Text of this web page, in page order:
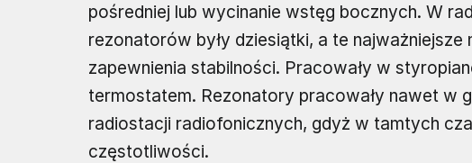
pośredniej lub wycinanie wstęg bocznych. W
rezonatorów były dziesiątki, a te najważniejsze
zapewnienia stabilności. Pracowały w
termostatem. Rezonatory pracowały nawet w
radiostacji radiofonicznych, gdyż w tamtych
częstotliwości.